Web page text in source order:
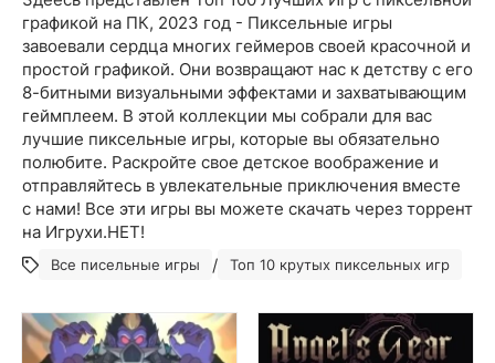
графикой на ПК, 2023 год - Пиксельные игры
завоевали сердца многих геймеров своей красочной и
простой графикой. Они возвращают нас к детству с его
8-битными визуальными эффектами и захватывающим
геймплеем. В этой коллекции мы собрали для вас
лучшие пиксельные игры, которые вы обязательно
полюбите. Раскройте свое детское воображение и
отправляйтесь в увлекательные приключения вместе
с нами! Все эти игры вы можете скачать через торрент
на Игрухи.НЕТ!
Все писельные игры / Топ 10 крутых пиксельных игр